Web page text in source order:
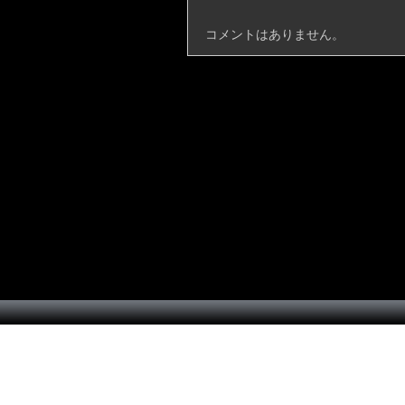
コメントはありません。